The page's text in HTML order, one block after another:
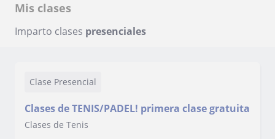
Mis clases
Imparto clases presenciales
Clase Presencial
Clases de TENIS/PADEL! primera clase gratuita
Clases de Tenis